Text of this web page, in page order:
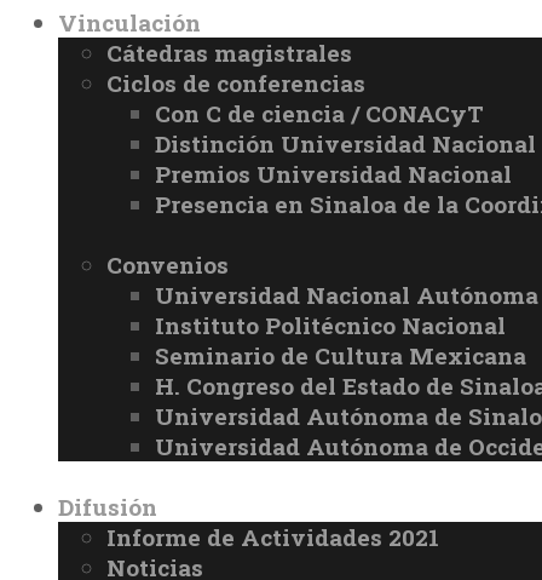
Vinculación
Cátedras magistrales
Ciclos de conferencias
Con C de ciencia / CONACyT
Distinción Universidad Nacional
Premios Universidad Nacional
Presencia en Sinaloa de la
Convenios
Universidad Nacional
Instituto Politécnico Nacional
Seminario de Cultura Mexicana
H. Congreso del Estado de
Universidad Autónoma de
Universidad Autónoma de
Difusión
Informe de Actividades 2021
Noticias